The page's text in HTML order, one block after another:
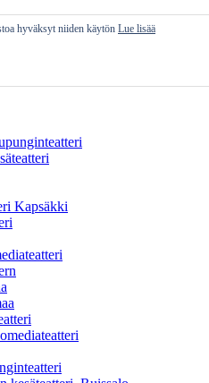
Kapsäkki
hyväksyt niiden käytön Lue lisää